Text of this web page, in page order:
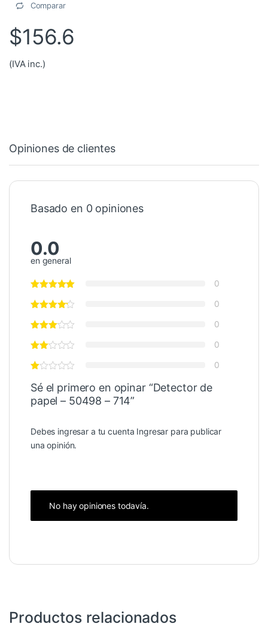
Comparar
$156.6
(IVA inc.)
Opiniones de clientes
Basado en 0 opiniones
0.0
en general
0
0
0
0
0
Sé el primero en opinar “Detector de
papel – 50498 – 714”
Debes ingresar a tu cuenta Ingresar para publicar
una opinión.
No hay opiniones todavía.
Productos relacionados